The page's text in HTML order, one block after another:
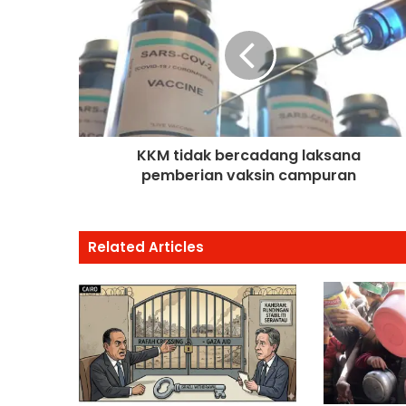
KKM tidak bercadang laksana
pemberian vaksin campuran
Related Articles